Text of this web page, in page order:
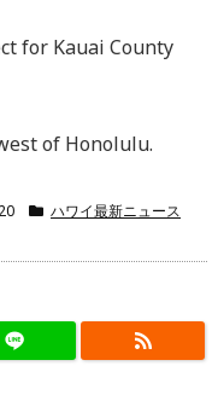
for Kauai County
of Honolulu.
ハワイ最新ニュース